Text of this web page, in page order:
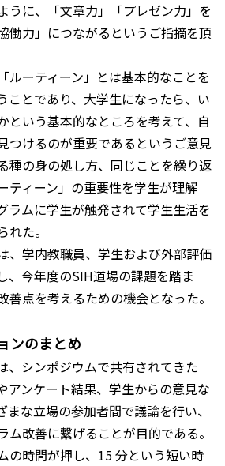
うに、「文章力」「プレゼン力」を
働力」につながるというご指摘を頂
ルーティーン」とは基本的なことを
ことであり、大学生になったら、い
という基本的なところを考えて、自
つけるのが重要であるというご意見
種の身の処し方、同じことを繰り返
ティーン」の重要性を学生が理解
ラムに学生が触発されて学生生活を
た。
、学内教職員、学生および外部評価
、今年度のSIH道場の課題を踏ま
善点を考えるための機会となった。
ンのまとめ
、シンポジウムで共有されてきた
アンケート結果、学生からの意見な
まな立場の参加者間で議論を行い、
ム改善に繋げることが目的である。
の時間が押し、15 分という短い時